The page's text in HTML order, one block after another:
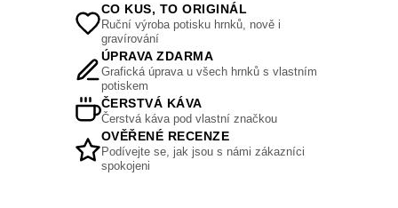
CO KUS, TO ORIGINÁL
Ruční výroba potisku hrnků, nově i
gravírování
ÚPRAVA ZDARMA
Grafická úprava u všech hrnků s vlastním
potiskem
ČERSTVÁ KÁVA
Čerstvá káva pod vlastní značkou
OVĚŘENÉ RECENZE
Podívejte se, jak jsou s námi zákazníci
spokojeni